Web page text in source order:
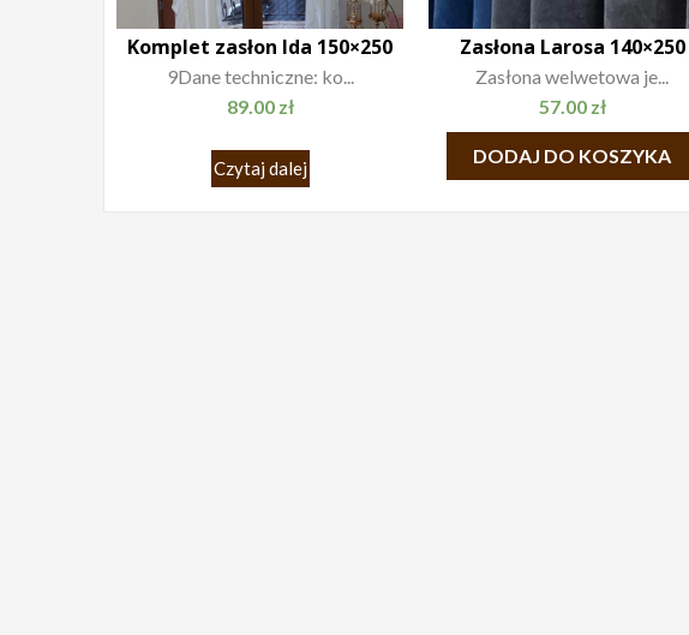
Komplet zasłon Ida 150×250
9Dane techniczne: ko...
89.00 zł
Czytaj dalej
Zasłona Larosa 140×250
Zasłona welwetowa je...
57.00 zł
DODAJ DO KOSZYKA